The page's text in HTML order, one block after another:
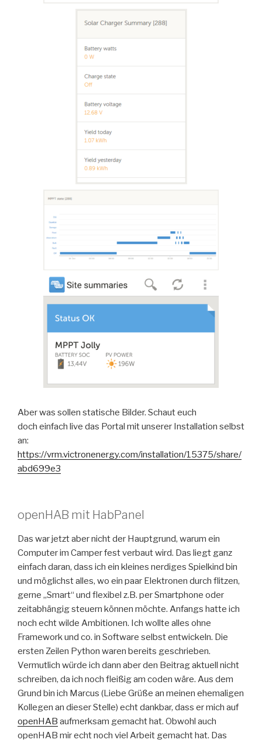
Aber was sollen statische Bilder. Schaut euch
doch einfach live das Portal mit unserer Installation selbst
an:
https://vrm.victronenergy.com/installation/15375/share/
abd699e3
openHAB mit HabPanel
Das war jetzt aber nicht der Hauptgrund, warum ein
Computer im Camper fest verbaut wird. Das liegt ganz
einfach daran, dass ich ein kleines nerdiges Spielkind bin
und möglichst alles, wo ein paar Elektronen durch flitzen,
gerne „Smart“ und flexibel z.B. per Smartphone oder
zeitabhängig steuern können möchte. Anfangs hatte ich
noch echt wilde Ambitionen. Ich wollte alles ohne
Framework und co. in Software selbst entwickeln. Die
ersten Zeilen Python waren bereits geschrieben.
Vermutlich würde ich dann aber den Beitrag aktuell nicht
schreiben, da ich noch fleißig am coden wäre. Aus dem
Grund bin ich Marcus (Liebe Grüße an meinen ehemaligen
Kollegen an dieser Stelle) echt dankbar, dass er mich auf
openHAB aufmerksam gemacht hat. Obwohl auch
openHAB mir echt noch viel Arbeit gemacht hat. Das